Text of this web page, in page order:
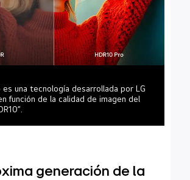
es una tecnología desarrollada por LG
función de la calidad de imagen del
generación de la